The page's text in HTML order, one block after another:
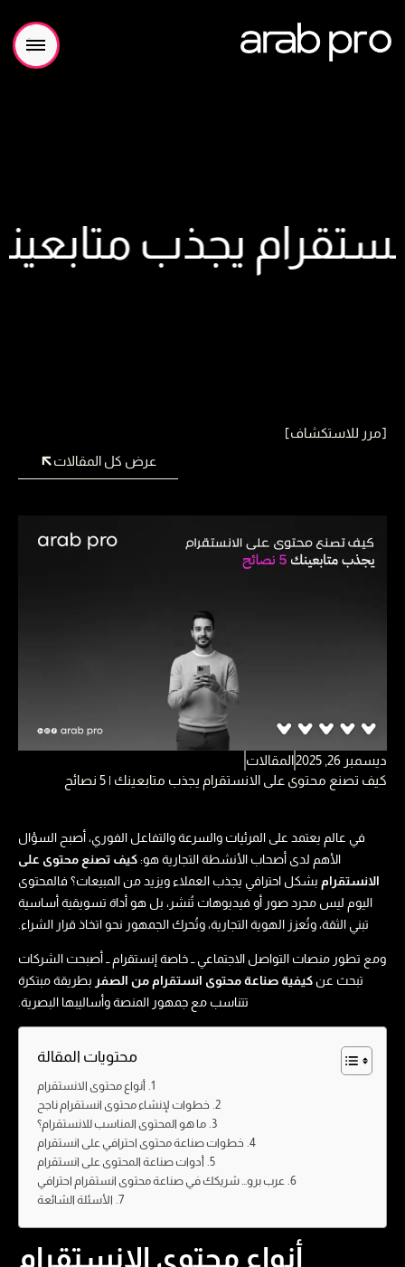
يجذب متابعينك | 5
[مرر للاستكشاف]
عرض كل المقالات
ديسمبر 26, 2025
المقالات
كيف تصنع محتوى على الانستقرام​ يجذب متابعينك | 5 نصائح
في عالم يعتمد على المرئيات والسرعة والتفاعل الفوري، أصبح السؤال
الأهم لدى أصحاب الأنشطة التجارية هو:كيف تصنع محتوى على
الانستقرام بشكل احترافي يجذب العملاء ويزيد من المبيعات؟ فالمحتوى
اليوم ليس مجرد صور أو فيديوهات تُنشر، بل هو أداة تسويقية أساسية
تبني الثقة، وتُعزز الهوية التجارية، وتُحرك الجمهور نحو اتخاذ قرار الشراء.
ومع تطور منصات التواصل الاجتماعي ــ خاصة إنستقرام ــ أصبحت الشركات
تبحث عنكيفية صناعة محتوى انستقرام من الصفر بطريقة مبتكرة
تتناسب مع جمهور المنصة وأساليبها البصرية.
محتويات المقالة
أنواع محتوى الانستقرام
خطوات لإنشاء محتوى انستقرام ناجح
ما هو المحتوى المناسب للانستقرام؟
خطوات صناعة محتوى احترافي على انستقرام
أدوات صناعة المحتوى على انستقرام
عرب برو… شريكك في صناعة محتوى انستقرام احترافي
الأسئلة الشائعة
أنواع محتوى الانستقرام